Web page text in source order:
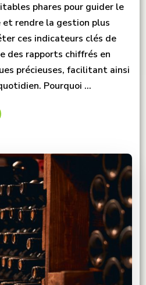
phares pour guider le
et rendre la gestion plus
ces indicateurs clés de
des rapports chiffrés en
précieuses, facilitant ainsi
Pourquoi …